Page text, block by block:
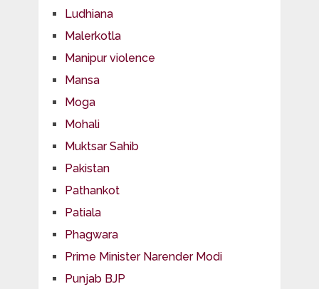
Ludhiana
Malerkotla
Manipur violence
Mansa
Moga
Mohali
Muktsar Sahib
Pakistan
Pathankot
Patiala
Phagwara
Prime Minister Narender Modi
Punjab BJP